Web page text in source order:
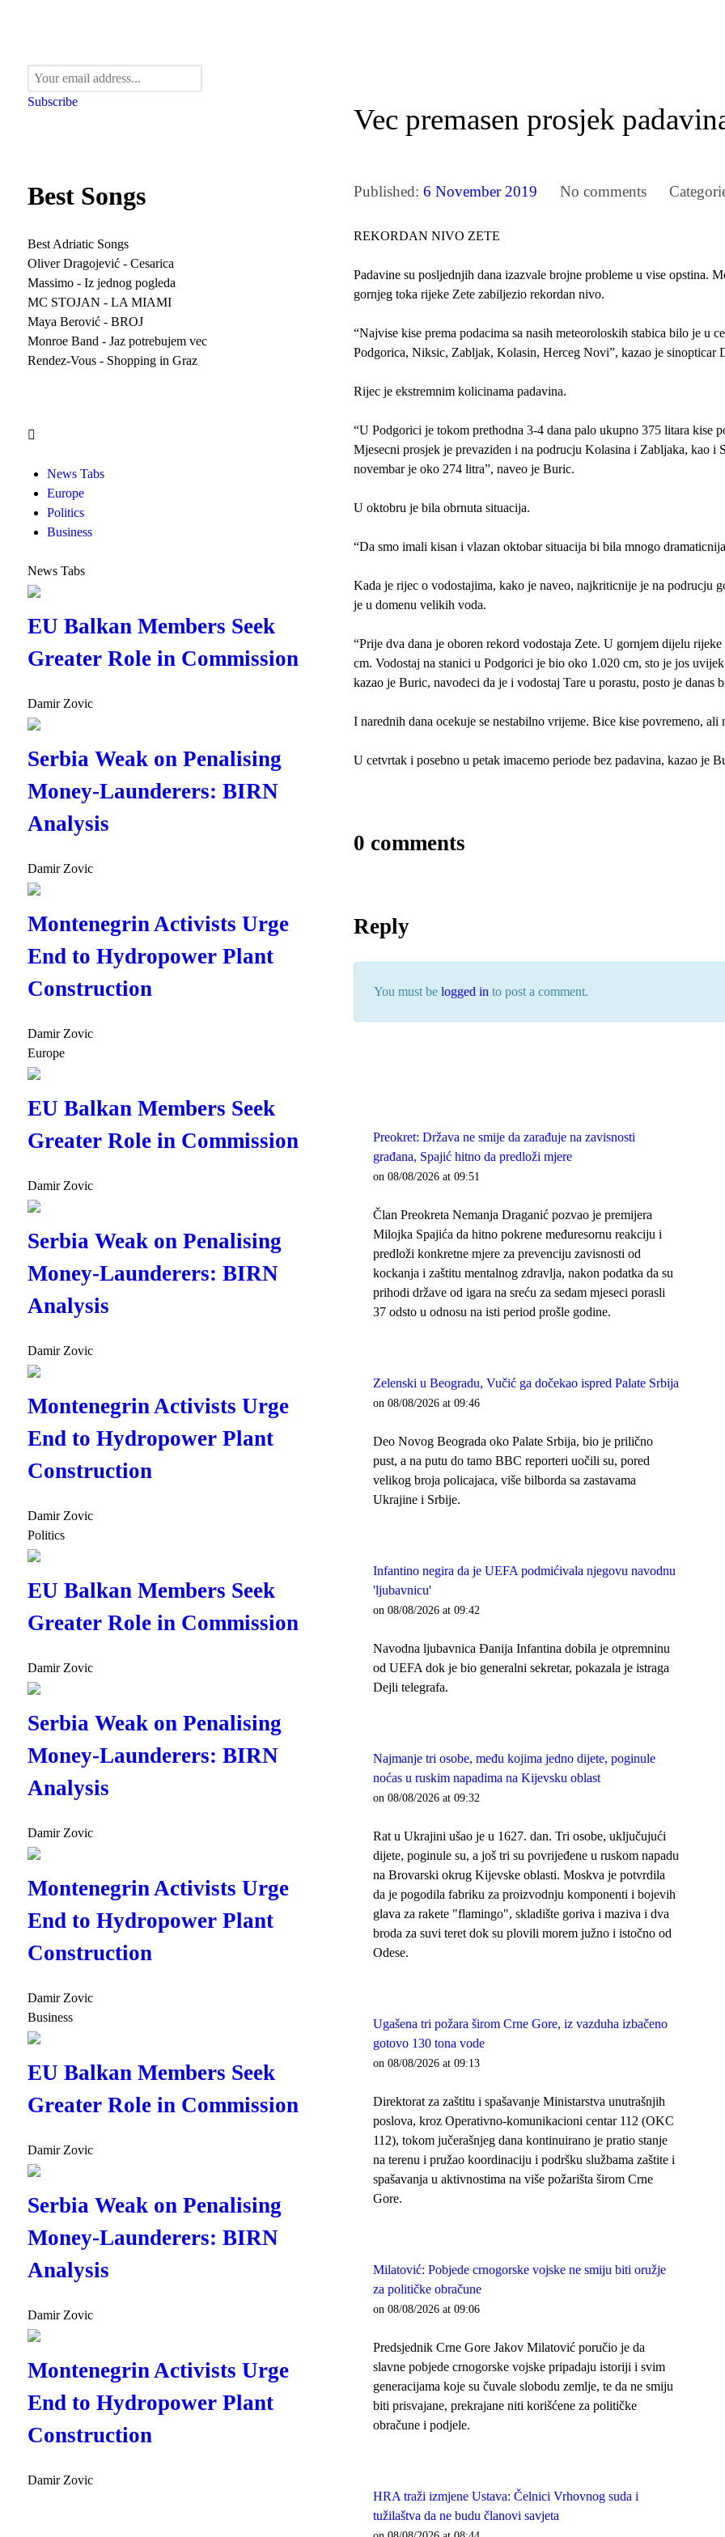
Subscribe
Best Songs
Best Adriatic Songs
Oliver Dragojević - Cesarica
Massimo - Iz jednog pogleda
MC STOJAN - LA MIAMI
Maya Berović - BROJ
Monroe Band - Jaz potrebujem vec
Rendez-Vous - Shopping in Graz
News Tabs
Europe
Politics
Business
News Tabs
EU Balkan Members Seek
Greater Role in Commission
Damir Zovic
Serbia Weak on Penalising
Money-Launderers: BIRN
Analysis
Damir Zovic
Montenegrin Activists Urge
End to Hydropower Plant
Construction
Damir Zovic
Europe
EU Balkan Members Seek
Greater Role in Commission
Damir Zovic
Serbia Weak on Penalising
Money-Launderers: BIRN
Analysis
Damir Zovic
Montenegrin Activists Urge
End to Hydropower Plant
Construction
Damir Zovic
Politics
EU Balkan Members Seek
Greater Role in Commission
Damir Zovic
Serbia Weak on Penalising
Money-Launderers: BIRN
Analysis
Damir Zovic
Montenegrin Activists Urge
End to Hydropower Plant
Construction
Damir Zovic
Business
EU Balkan Members Seek
Greater Role in Commission
Damir Zovic
Serbia Weak on Penalising
Money-Launderers: BIRN
Analysis
Damir Zovic
Montenegrin Activists Urge
End to Hydropower Plant
Construction
Damir Zovic
Vec premasen prosjek
Published:6 November 2019 No comments
REKORDAN NIVO ZETE
Padavine su posljednjih dana izazvale brojne probleme u vise opstina.
gornjeg toka rijeke Zete zabiljezio rekordan nivo.
“Najvise kise prema podacima sa nasih meteoroloskih stabica bilo je u
Podgorica, Niksic, Zabljak, Kolasin, Herceg Novi”, kazao je
Rijec je ekstremnim kolicinama padavina.
“U Podgorici je tokom prethodna 3-4 dana palo ukupno 375 litara kise
Mjesecni prosjek je prevaziden i na podrucju Kolasina i Zabljaka, kao i
novembar je oko 274 litra”, naveo je Buric.
U oktobru je bila obrnuta situacija.
“Da smo imali kisan i vlazan oktobar situacija bi bila mnogo
Kada je rijec o vodostajima, kako je naveo, najkriticnije je na
je u domenu velikih voda.
“Prije dva dana je oboren rekord vodostaja Zete. U gornjem dijelu
cm. Vodostaj na stanici u Podgorici je bio oko 1.020 cm, sto je jos
kazao je Buric, navodeci da je i vodostaj Tare u porastu, posto je
I narednih dana ocekuje se nestabilno vrijeme. Bice kise povremeno,
U cetvrtak i posebno u petak imacemo periode bez padavina, kazao je
0 comments
Reply
You must belogged in to post a comment.
Preokret: Država ne smije da zarađuje na zavisnosti
građana, Spajić hitno da predloži mjere
on 08/08/2026 at 09:51
Član Preokreta Nemanja Draganić pozvao je premijera
Milojka Spajića da hitno pokrene međuresornu reakciju i
predloži konkretne mjere za prevenciju zavisnosti od
kockanja i zaštitu mentalnog zdravlja, nakon podatka da su
prihodi države od igara na sreću za sedam mjeseci porasli
37 odsto u odnosu na isti period prošle godine.
Zelenski u Beogradu, Vučić ga dočekao ispred Palate Srbija
on 08/08/2026 at 09:46
Deo Novog Beograda oko Palate Srbija, bio je prilično
pust, a na putu do tamo BBC reporteri uočili su, pored
velikog broja policajaca, više bilborda sa zastavama
Ukrajine i Srbije.
Infantino negira da je UEFA podmićivala njegovu navodnu
'ljubavnicu'
on 08/08/2026 at 09:42
Navodna ljubavnica Đanija Infantina dobila je otpremninu
od UEFA dok je bio generalni sekretar, pokazala je istraga
Dejli telegrafa.
Najmanje tri osobe, među kojima jedno dijete, poginule
noćas u ruskim napadima na Kijevsku oblast
on 08/08/2026 at 09:32
Rat u Ukrajini ušao je u 1627. dan. Tri osobe, uključujući
dijete, poginule su, a još tri su povrijeđene u ruskom napadu
na Brovarski okrug Kijevske oblasti. Moskva je potvrdila
da je pogodila fabriku za proizvodnju komponenti i bojevih
glava za rakete "flamingo", skladište goriva i maziva i dva
broda za suvi teret dok su plovili morem južno i istočno od
Odese.
Ugašena tri požara širom Crne Gore, iz vazduha izbačeno
gotovo 130 tona vode
on 08/08/2026 at 09:13
Direktorat za zaštitu i spašavanje Ministarstva unutrašnjih
poslova, kroz Operativno-komunikacioni centar 112 (OKC
112), tokom jučerašnjeg dana kontinuirano je pratio stanje
na terenu i pružao koordinaciju i podršku službama zaštite i
spašavanja u aktivnostima na više požarišta širom Crne
Gore.
Milatović: Pobjede crnogorske vojske ne smiju biti oružje
za političke obračune
on 08/08/2026 at 09:06
Predsjednik Crne Gore Jakov Milatović poručio je da
slavne pobjede crnogorske vojske pripadaju istoriji i svim
generacijama koje su čuvale slobodu zemlje, te da ne smiju
biti prisvajane, prekrajane niti korišćene za političke
obračune i podjele.
HRA traži izmjene Ustava: Čelnici Vrhovnog suda i
tužilaštva da ne budu članovi savjeta